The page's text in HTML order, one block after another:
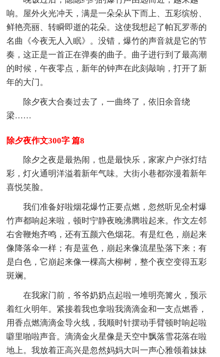
响。屋外火光冲天，满是一朵朵从下而上、五彩缤纷、
鲜艳亮丽、转瞬即逝的花朵。这使我想起了帕瓦罗蒂的
名曲《今夜无人入眠》。没错，爆竹的声音就是它的节
奏，这正是一首正在弹奏的曲子。曲子进行到了最高潮
的时候，午夜零点，新年的钟声在此刻敲响，打开了新
年的大门。
除夕夜大合奏过去了，一曲终了，依旧余音绕
梁……
除夕夜作文300字 篇8
除夕之夜是最热闹，也是最快乐，家家户户张灯结
彩，灯火通明洋溢着新年气味。大街小巷都弥漫着新年
喜悦笑脸。
我们准备好啦烟花爆竹正要点燃，忽然听见全村爆
竹声都响起来啦，顿时宁静夜晚沸腾啦起来。作文左邻
右舍鞭炮齐鸣，还有五颜六色烟花。有是红色，崩起来
像降落伞一样；有是蓝色，崩起来像流星坠落下来；有
是白色，它崩起来像一棵高大柳树，整个夜空变得五彩
斑斓。
在我家门前，爷爷奶奶点起啦一堆明亮篝火，预示
着红火明年。紧接着我也拿啦我滴滴金和一支点燃香，
用香点燃滴滴金导火线，我顺时针摆动手臂顿时响起啦
噼里啪啦声音。滴滴金火星像是天空中飘落雪花落在啦
地上。我放着正高兴是忽然妈妈大叫一声心雅领着妹妹